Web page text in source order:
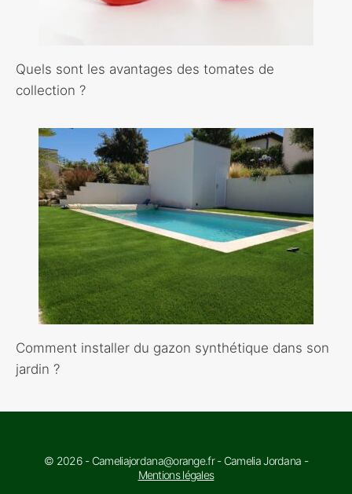
Quels sont les avantages des tomates de
collection ?
Comment installer du gazon synthétique dans son
jardin ?
© 2026 - Cameliajordana@orange.fr - Camelia Jordana -
Mentions légales